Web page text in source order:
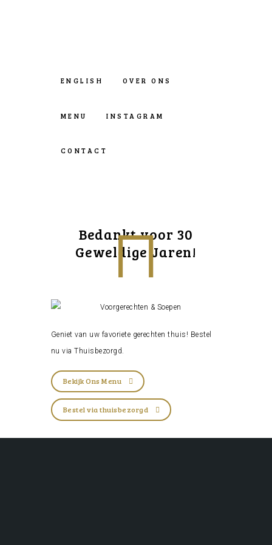
ENGLISH OVER ONS
MENU INSTAGRAM
CONTACT
Bedankt voor 30
Geweldige Jaren!
Geniet van uw favoriete gerechten thuis! Bestel
nu viaThuisbezorgd
Bekijk Ons Menu
Bestel via thuisbezorgd